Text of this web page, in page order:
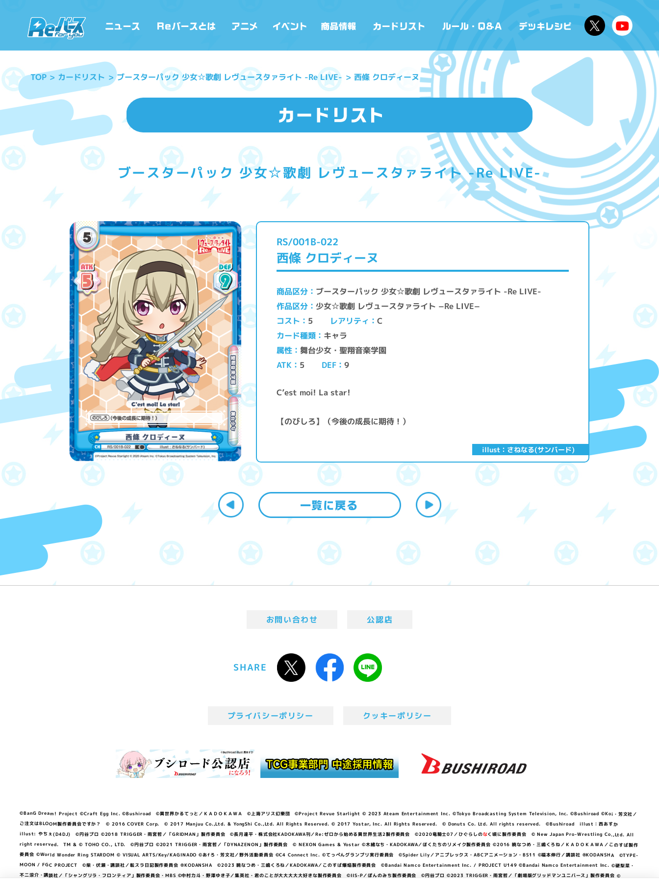
TOP カードリスト ブースターパック 少女☆歌劇 レヴュースタァライト -Re LIVE- 西條 クロディーヌ
ブースターパック 少女☆歌劇 レヴュースタァライト -Re LIVE-
illust：さねなる(サンバード)
RS/001B-022
西條 クロディーヌ
商品区分 ブースターパック 少女☆歌劇 レヴュースタァライト -Re LIVE-
作品区分 少女☆歌劇 レヴュースタァライト −Re LIVE−
コスト 5 レアリティ C
カード種類 キャラ
属性 舞台少女・聖翔音楽学園
ATK 5 DEF 9
C’est moi! La star!
【のびしろ】（今後の成長に期待！）
お問い合わせ 公認店
SHARE
プライバシーポリシー クッキーポリシー
©BanG Dream! Project ©Craft Egg Inc. ©Bushiroad ©異世界かるてっと／ＫＡＤＯＫＡＷＡ ©上海アリス幻樂団 ©Project Revue Starlight © 2023 Ateam Entertainment Inc. ©Tokyo Broadcasting System Television, Inc. ©Bushiroad ©Koi・芳文社／
ご注文はBLOOM製作委員会ですか？ © 2016 COVER Corp. © 2017 Manjuu Co.,Ltd. & YongShi Co.,Ltd. All Rights Reserved. © 2017 Yostar, Inc. All Rights Reserved. © Donuts Co. Ltd. All rights reserved. ©Bushiroad illust：西あすか
illust: やちぇ(D4DJ) ©円谷プロ ©2018 TRIGGER・雨宮哲／「GRIDMAN」製作委員会 ©長月達平・株式会社KADOKAWA刊／Re:ゼロから始める異世界生活2製作委員会 ©2020竜騎士07／ひぐらしのなく頃に製作委員会 © New Japan Pro-Wrestling Co.,Ltd. All
right reserved. TM & © TOHO CO., LTD. ©円谷プロ ©2021 TRIGGER・雨宮哲／「DYNAZENON」製作委員会 © NEXON Games & Yostar ©木緒なち・KADOKAWA／ぼくたちのリメイク製作委員会 ©2016 暁なつめ・三嶋くろね／ＫＡＤＯＫＡＷＡ／このすば製作
委員会 ©World Wonder Ring STARDOM © VISUAL ARTS/Key/KAGINADO ©あfろ・芳文社／野外活動委員会 ©C4 Connect Inc. ©てっぺんグランプリ実行委員会 ©Spider Lily／アニプレックス・ABCアニメーション・BS11 ©福本伸行／講談社 ®KODANSHA ©TYPE-
MOON / FGC PROJECT ©柴・伏瀬・講談社／転スラ日記製作委員会 ®KODANSHA ©2023 暁なつめ・三嶋くろね／KADOKAWA／このすば爆焔製作委員会 ©Bandai Namco Entertainment Inc. / PROJECT U149 ©Bandai Namco Entertainment Inc. ©硬梨菜・
不二涼介・講談社／「シャングリラ・フロンティア」製作委員会・MBS ©中村力斗・野澤ゆき子／集英社・君のことが大大大大大好きな製作委員会 ©IIS-P／ぽんのみち製作委員会 ©円谷プロ ©2023 TRIGGER・雨宮哲／「劇場版グリッドマンユニバース」製作委員会 ©